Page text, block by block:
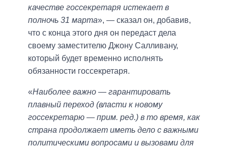
качестве госсекретаря истекает в
полночь 31 марта», — сказал он, добавив,
что с конца этого дня он передаст дела
своему заместителю Джону Салливану,
который будет временно исполнять
обязанности госсекретаря.
«Наиболее важно — гарантировать
плавный переход (власти к новому
госсекретарю — прим. ред.) в то время, как
страна продолжает иметь дело с важными
политическими вопросами и вызовами для